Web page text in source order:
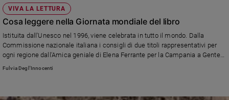
VIVA LA LETTURA
Cosa leggere nella Giornata mondiale del libro
Istituita dall'Unesco nel 1996, viene celebrata in tutto il mondo. Dalla
Commissione nazionale italiana i consigli di due titoli rappresentativi per
ogni regione dall'Amica geniale di Elena Ferrante per la Campania a Gente
in Apromonte di Corrado Alvaro per la Calabria e Il sentiero dei nidi di ragno
Fulvia Degl'Innocenti